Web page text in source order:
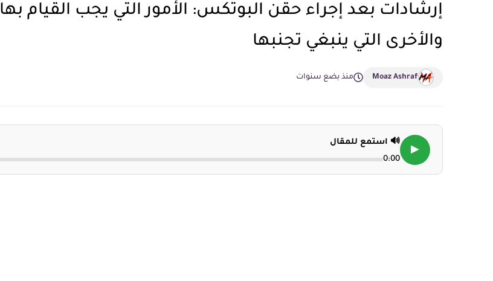
إرشادات بعد إجراء حقن البوتكس: الأمور التي يجب القيام بها
والأخرى التي ينبغي تجنبها
Moaz Ashraf منذ بضع سنوات
▶
🔊 استمع للمقال
0:00